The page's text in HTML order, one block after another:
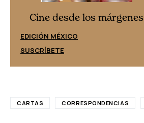
Cine desde los márgenes
EDICIÓN MÉXICO
SUSCRÍBETE
CARTAS CORRESPONDENCIAS